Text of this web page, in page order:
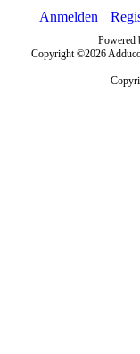
Anmelden
Powered
Copyright ©2026